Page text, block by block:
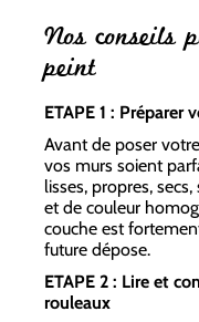
Nos conseils
peint
ETAPE 1 : Préparer
Avant de poser
vos murs soient
lisses, propres,
et de couleur
couche est
future dépose.
ETAPE 2 : Lire et
rouleaux